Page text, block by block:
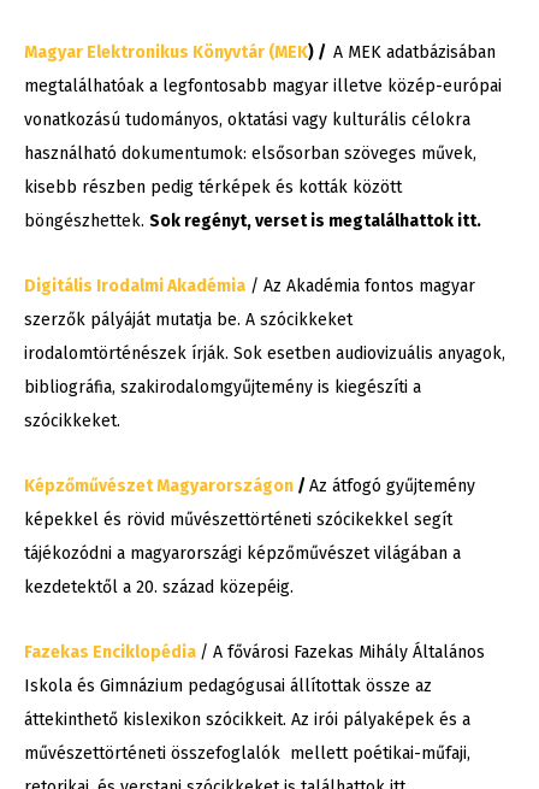
Magyar Elektronikus Könyvtár (MEK) / A MEK adatbázisában
megtalálhatóak a legfontosabb magyar illetve közép-európai
vonatkozású tudományos, oktatási vagy kulturális célokra
használható dokumentumok: elsősorban szöveges művek,
kisebb részben pedig térképek és kották között
böngészhettek. Sok regényt, verset is megtalálhattok itt.
Digitális Irodalmi Akadémia / Az Akadémia fontos magyar
szerzők pályáját mutatja be. A szócikkeket
irodalomtörténészek írják. Sok esetben audiovizuális anyagok,
bibliográfia, szakirodalomgyűjtemény is kiegészíti a
szócikkeket.
Képzőművészet Magyarországon / Az átfogó gyűjtemény
képekkel és rövid művészettörténeti szócikekkel segít
tájékozódni a magyarországi képzőművészet világában a
kezdetektől a 20. század közepéig.
Fazekas Enciklopédia / A fővárosi Fazekas Mihály Általános
Iskola és Gimnázium pedagógusai állítottak össze az
áttekinthető kislexikon szócikkeit. Az irói pályaképek és a
művészettörténeti összefoglalók mellett poétikai-műfaji,